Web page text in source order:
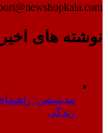
نوشته های اخیر
مدیتیشن:
زندگی